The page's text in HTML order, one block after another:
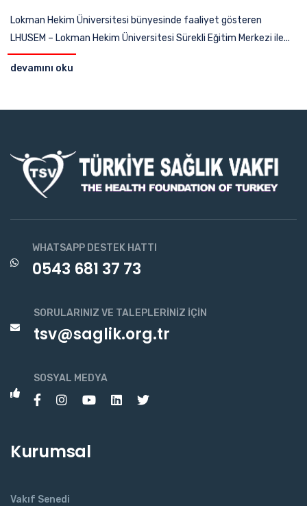
Lokman Hekim Üniversitesi bünyesinde faaliyet gösteren
LHUSEM – Lokman Hekim Üniversitesi Sürekli Eğitim Merkezi ile...
devamını oku
WHATSAPP DESTEK HATTI
0543 681 37 73
SORULARINIZ VE TALEPLERINIZ İÇIN
tsv@saglik.org.tr
SOSYAL MEDYA
Kurumsal
Vakıf Senedi